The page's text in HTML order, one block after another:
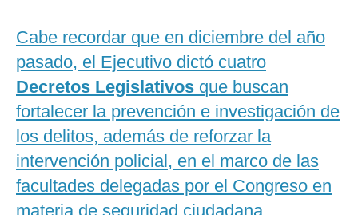
Cabe recordar que en diciembre del año
pasado, el Ejecutivo dictó cuatro
Decretos Legislativos que buscan
fortalecer la prevención e investigación de
los delitos, además de reforzar la
intervención policial, en el marco de las
facultades delegadas por el Congreso en
materia de seguridad ciudadana